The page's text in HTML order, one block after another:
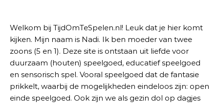
Welkom bij TijdOmTeSpelen.nl! Leuk dat je hier komt
kijken. Mijn naam is Nadi. Ik ben moeder van twee
zoons (5 en 1). Deze site is ontstaan uit liefde voor
duurzaam (houten) speelgoed, educatief speelgoed
en sensorisch spel. Vooral speelgoed dat de fantasie
prikkelt, waarbij de mogelijkheden eindeloos zijn: open
einde speelgoed. Ook zijn we als gezin dol op dagjes